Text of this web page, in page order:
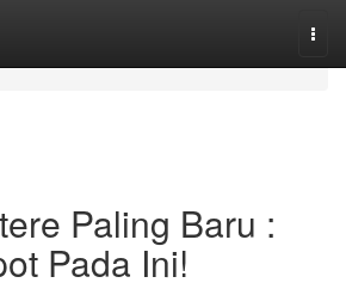
Paling Baru :
Pada Ini!